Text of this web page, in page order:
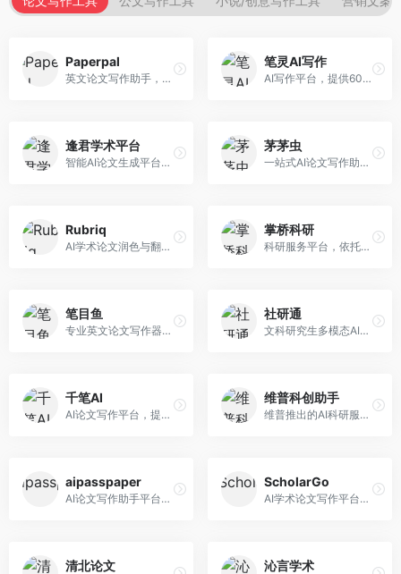
Paperpal
英文论文写作助手，专注于学术英语润色。面向需要发表国际期刊的研究者，提供语法检查、学术表达优化、格式规范等服务，英语表达地道专业。
笔灵AI写作
AI写作平台，提供600+写作模板。面向学生、职场人士和内容创作者，支持论文、公文、营销文案等多种文体，模板丰富，一键生成，写作效率大幅提升。
逢君学术平台
智能AI论文生成平台，支持查重检测。面向高校学生和研究人员，提供论文选题、内容生成、查重修改等一站式服务，学术写作流程完整。
茅茅虫
一站式AI论文写作助手，覆盖学术写作全场景。面向高校学生和科研人员，提供开题报告、文献综述、论文正文等写作服务，支持多学科多类型论文，操作简便。
Rubriq
AI学术论文润色与翻译平台。面向国际期刊投稿者，提供论文润色、翻译、格式调整等服务，支持多语言，学术表达专业规范。
掌桥科研
科研服务平台，依托3亿+真实文献数据库。面向学术研究者和学生，提供文献检索、论文写作、科研数据分析等服务，文献资源丰富，学术支持专业。
笔目鱼
专业英文论文写作器，支持学术论文全流程。面向留学生和国际期刊投稿者，提供英文论文撰写、润色、格式调整等服务，学术英语表达规范。
社研通
文科研究生多模态AI学术写作平台。面向文科研究生和社科研究者，提供文献综述、理论分析、定性研究辅助等服务，文科研究方法论支持完善。
千笔AI
AI论文写作平台，提供无限改稿服务。面向高校学生和学术研究者，支持论文选题、大纲生成、内容撰写、查重修改等全流程服务，改稿次数不限，服务质量有保障。
维普科创助手
维普推出的AI科研服务平台，整合学术资源与智能写作。面向科研人员和高校师生，提供文献检索、论文写作、查重检测等一站式服务，学术资源权威可靠。
aipasspaper
AI论文写作助手平台，提供智能化的学术写作支持。面向大学生和研究人员，支持多种学科论文生成，提供参考文献管理和格式规范服务，写作效率高。
ScholarGo
AI学术论文写作平台，专注于理工科领域的逻辑构建。面向理工科研究生和科研工作者，提供公式编辑、数据分析、论文结构优化等服务，理工科写作逻辑严谨。
清北论文 沁言学术